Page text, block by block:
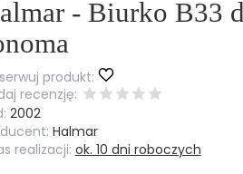
- Biurko B33
produkt:
recenzję:
2002
Halmar
realizacji: ok. 10 dni roboczych